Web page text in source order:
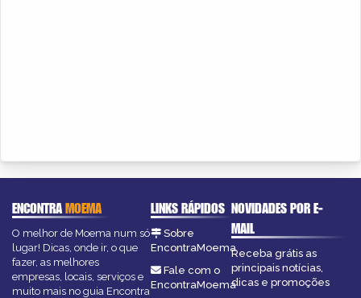
ENCONTRAMOEMA
O melhor de Moema num só
lugar! Dicas, onde ir, o que
fazer, as melhores
empresas, locais, serviços e
muito mais no guia Encontra
LINKS RÁPIDOS
Sobre
EncontraMoema
Fale com o
EncontraMoema
NOVIDADES POR E-
MAIL
Receba grátis as
principais notícias,
dicas e promoções